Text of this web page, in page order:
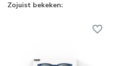
Zojuist bekeken: